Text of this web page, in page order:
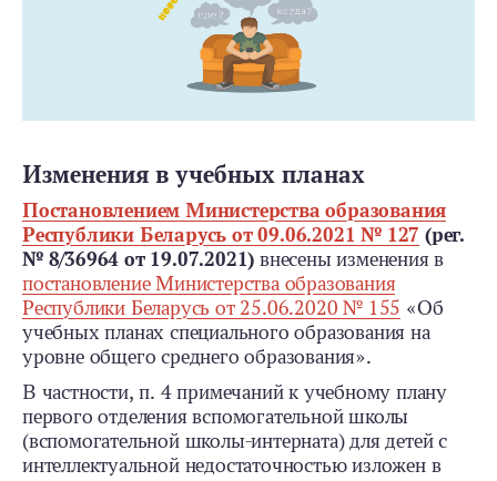
Изменения в учебных планах
Постановлением Министерства образования
Республики Беларусь от 09.06.2021 № 127 (рег.
№ 8/36964 от 19.07.2021)внесены изменения в
постановление Министерства образования
Республики Беларусь от 25.06.2020 № 155 «Об
учебных планах специального образования на
уровне общего среднего образования».
В частности, п. 4 примечаний к учебному плану
первого отделения вспомогательной школы
(вспомогательной школы-­интерната) для детей с
интеллектуальной недостаточностью изложен в